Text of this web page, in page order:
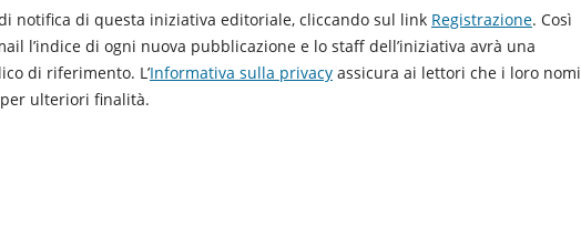
notifica di questa iniziativa editoriale, cliccando sul link Registrazione. Così
l’indice di ogni nuova pubblicazione e lo staff dell’iniziativa avrà una
di riferimento. L’Informativa sulla privacy assicura ai lettori che i loro nomi
ulteriori finalità.